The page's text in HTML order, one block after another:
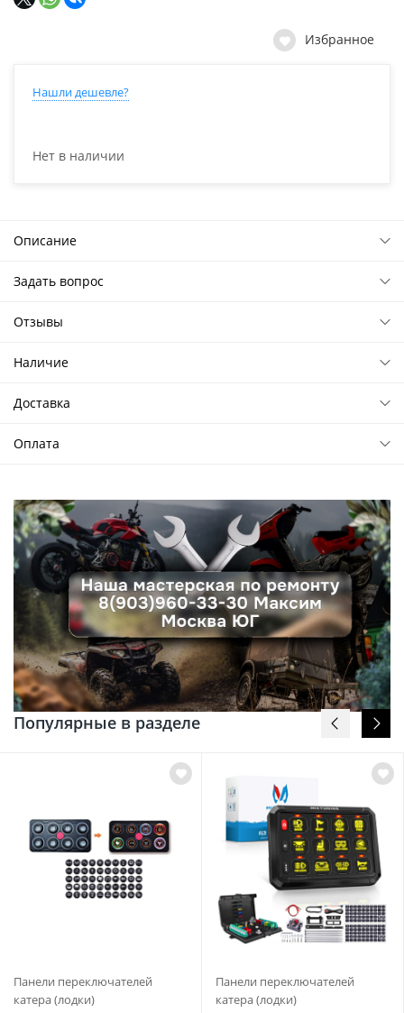
Избранное
Нашли дешевле?
Нет в наличии
Описание
Задать вопрос
Отзывы
Наличие
Доставка
Оплата
Популярные в разделе
Панели переключателей
катера (лодки)
Панели переключателей
катера (лодки)